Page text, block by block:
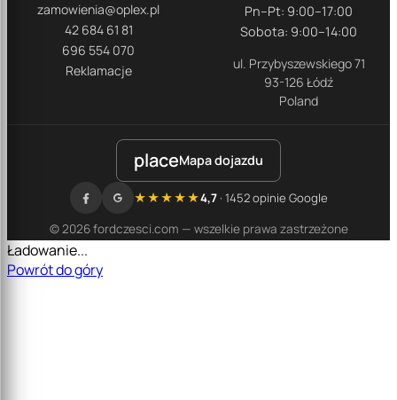
zamowienia@oplex.pl
42 684 61 81
696 554 070
Reklamacje
Pn–Pt: 9:00–17:00
Sobota: 9:00–14:00
ul. Przybyszewskiego 71
93-126 Łódź
Poland
placeMapa dojazdu
© 2026 fordczesci.com — wszelkie prawa zastrzeżone
★★★★★4,7· 1452 opinie Google
Ładowanie...
Powrót do góry